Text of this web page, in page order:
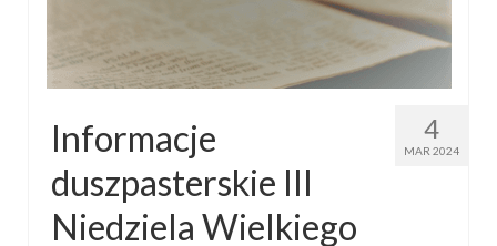
4
MAR 2024
Informacje
duszpasterskie III
Niedziela Wielkiego